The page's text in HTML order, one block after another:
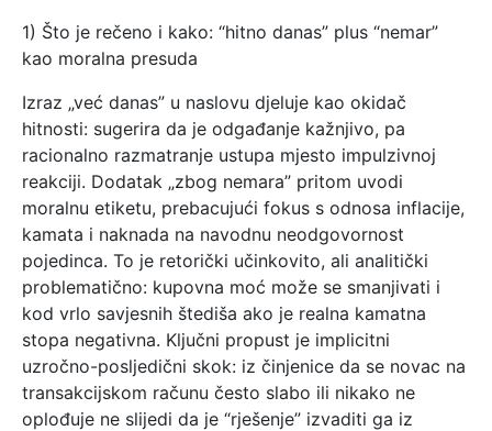
1) Što je rečeno i kako: “hitno danas” plus “nemar”
kao moralna presuda
Izraz „već danas” u naslovu djeluje kao okidač
hitnosti: sugerira da je odgađanje kažnjivo, pa
racionalno razmatranje ustupa mjesto impulzivnoj
reakciji. Dodatak „zbog nemara” pritom uvodi
moralnu etiketu, prebacujući fokus s odnosa inflacije,
kamata i naknada na navodnu neodgovornost
pojedinca. To je retorički učinkovito, ali analitički
problematično: kupovna moć može se smanjivati i
kod vrlo savjesnih štediša ako je realna kamatna
stopa negativna. Ključni propust je implicitni
uzročno-posljedični skok: iz činjenice da se novac na
transakcijskom računu često slabo ili nikako ne
oplođuje ne slijedi da je “rješenje” izvaditi ga iz